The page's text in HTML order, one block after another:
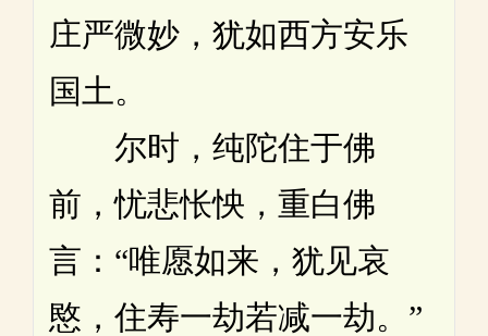
庄严微妙，犹如西方安乐
国土。
尔时，纯陀住于佛
前，忧悲怅怏，重白佛
言：“唯愿如来，犹见哀
愍，住寿一劫若减一劫。”